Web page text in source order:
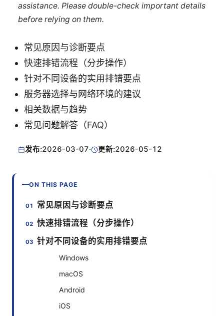
assistance. Please double-check important details
before relying on them.
常见原因与诊断要点
快速排错流程（分步操作）
针对不同设备的实用排错要点
服务器选择与网络环境的建议
相关数据与趋势
常见问题解答（FAQ）
发布:2026-03-07· 更新:2026-05-12
ON THIS PAGE
常见原因与诊断要点
快速排错流程（分步操作）
针对不同设备的实用排错要点
Windows
macOS
Android
iOS